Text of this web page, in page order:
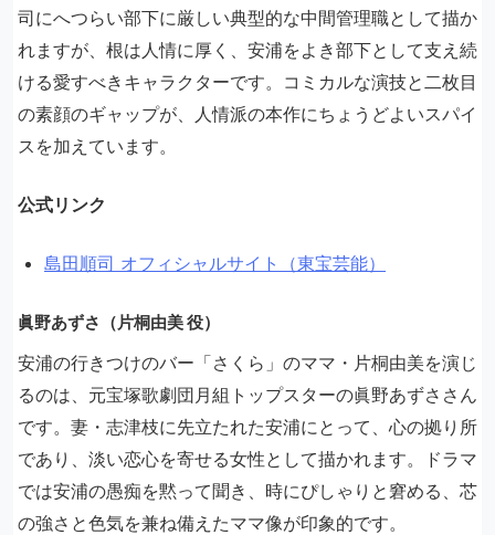
司にへつらい部下に厳しい典型的な中間管理職として描か
れますが、根は人情に厚く、安浦をよき部下として支え続
ける愛すべきキャラクターです。コミカルな演技と二枚目
の素顔のギャップが、人情派の本作にちょうどよいスパイ
スを加えています。
公式リンク
島田順司 オフィシャルサイト（東宝芸能）
眞野あずさ（片桐由美 役）
安浦の行きつけのバー「さくら」のママ・片桐由美を演じ
るのは、元宝塚歌劇団月組トップスターの眞野あずささん
です。妻・志津枝に先立たれた安浦にとって、心の拠り所
であり、淡い恋心を寄せる女性として描かれます。ドラマ
では安浦の愚痴を黙って聞き、時にぴしゃりと窘める、芯
の強さと色気を兼ね備えたママ像が印象的です。